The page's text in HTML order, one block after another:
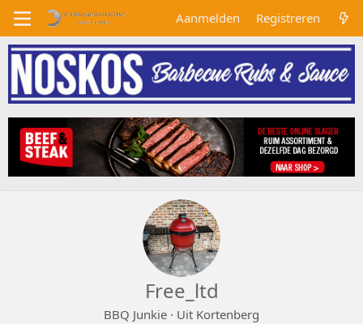
Aanmelden Registreren
Free_ltd
BBQ Junkie · Uit Kortenberg